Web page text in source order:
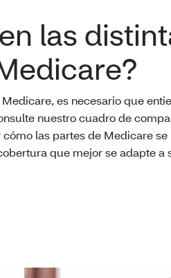
las
es necesario que
nuestro cuadro de
las partes de Medicare
que mejor se adapte a